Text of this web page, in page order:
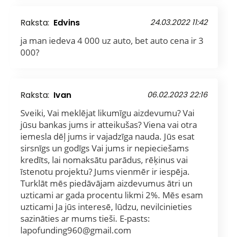
Raksta: Edvins 24.03.2022 11:42
ja man iedeva 4 000 uz auto, bet auto cena ir 3
000?
Raksta: Ivan 06.02.2023 22:16
Sveiki, Vai meklējat likumīgu aizdevumu? Vai
jūsu bankas jums ir atteikušas? Viena vai otra
iemesla dēļ jums ir vajadzīga nauda. Jūs esat
sirsnīgs un godīgs Vai jums ir nepieciešams
kredīts, lai nomaksātu parādus, rēķinus vai
īstenotu projektu? Jums vienmēr ir iespēja.
Turklāt mēs piedāvājam aizdevumus ātri un
uzticami ar gada procentu likmi 2%. Mēs esam
uzticami Ja jūs interesē, lūdzu, nevilcinieties
sazināties ar mums tieši. E-pasts:
lapofunding960@gmail.com